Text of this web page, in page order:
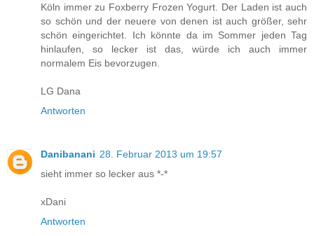
Köln immer zu Foxberry Frozen Yogurt. Der Laden ist auch
so schön und der neuere von denen ist auch größer, sehr
schön eingerichtet. Ich könnte da im Sommer jeden Tag
hinlaufen, so lecker ist das, würde ich auch immer
normalem Eis bevorzugen.
LG Dana
Antworten
Danibanani 28. Februar 2013 um 19:57
sieht immer so lecker aus *-*
xDani
Antworten